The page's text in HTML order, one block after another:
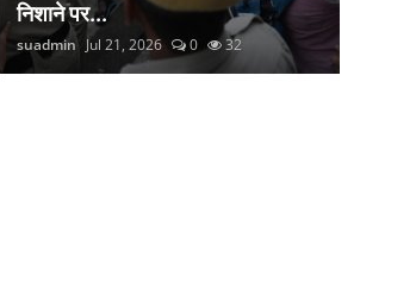
निशाने पर...
suadmin Jul 21, 2026 0 32